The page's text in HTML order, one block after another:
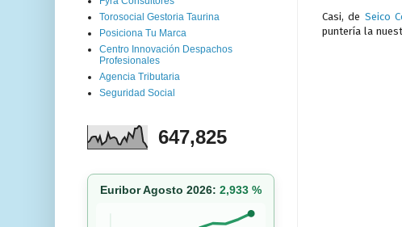
Casi, de Seico
puntería la
Torosocial Gestoria Taurina
Posiciona Tu Marca
Centro Innovación Despachos
Profesionales
Agencia Tributaria
Seguridad Social
647,825
Euribor Agosto 2026: 2,933 %